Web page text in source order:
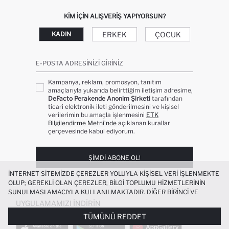
KIM IÇIN ALIŞVERIŞ YAPIYORSUN?
KADIN ERKEK ÇOCUK
E-POSTA ADRESINIZI GIRINIZ
Kampanya, reklam, promosyon, tanıtım
amaçlarıyla yukarıda belirttiğim iletişim adresime,
DeFacto Perakende Anonim Şirketi tarafından
ticari elektronik ileti gönderilmesini ve kişisel
verilerimin bu amaçla işlenmesini ETK
Bilgilendirme Metni’nde açıklanan kurallar
çerçevesinde kabul ediyorum.
ŞIMDI ABONE OL!
UYGULAMAMIZI İNDIRIN
İNTERNET SITEMIZDE ÇEREZLER YOLUYLA KIŞISEL VERI IŞLENMEKTE
OLUP; GEREKLI OLAN ÇEREZLER, BILGI TOPLUMU HIZMETLERININ
SUNULMASI AMACIYLA KULLANILMAKTADIR. DIĞER BIRINCI VE
ÜÇÜNCÜ TARAF ÇEREZLER ISE SIZE DAHA IYI BIR ALIŞVERIŞ
DENEYIMI SUNULABILMESI, SITEMIZIN DAHA IŞLEVSEL KILINMASI VE
KIŞISELLEŞTIRMESI VE AÇIK RIZA VERMENIZ HALINDE, SIZLERE
TÜMÜNÜ REDDET